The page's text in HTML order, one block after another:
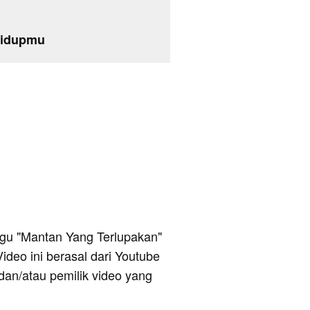
"Mantan Yang Terlupakan"
ini berasal dari Youtube
atau pemilik video yang